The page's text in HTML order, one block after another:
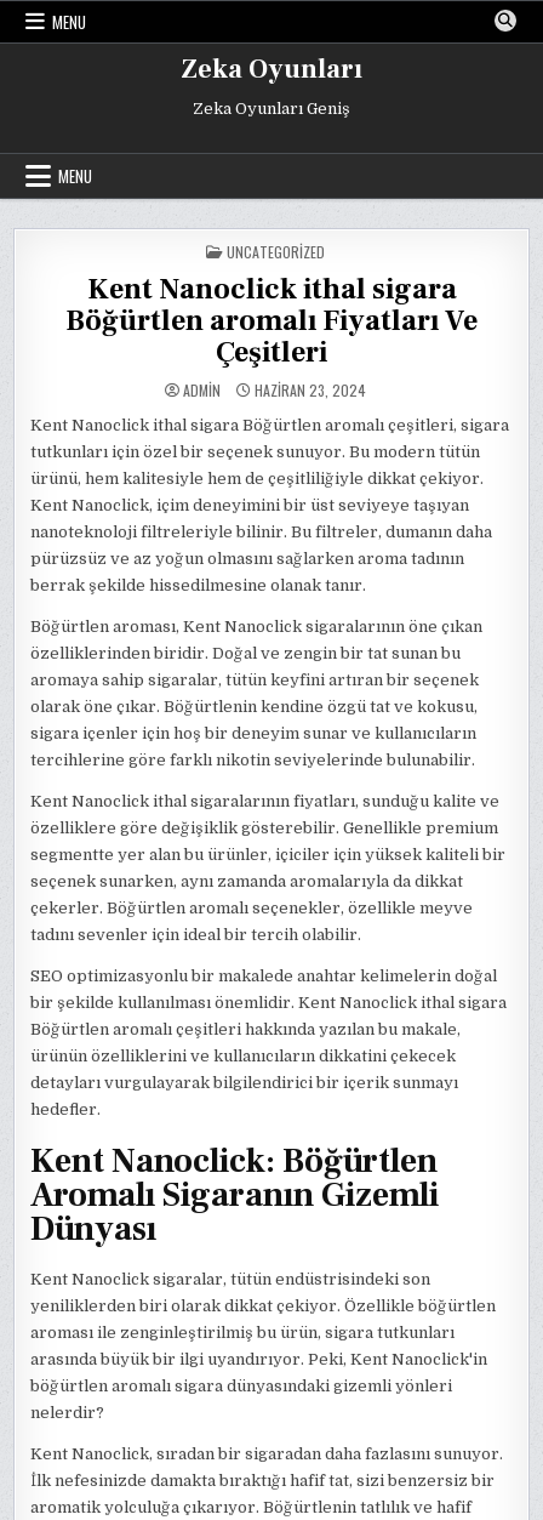
Skip
MENU
Zeka Oyunları
Zeka Oyunları Geniş
MENU
POSTED
IN
UNCATEGORIZED
Kent Nanoclick ithal sigara
Böğürtlen aromalı Fiyatları Ve
Çeşitleri
ADMIN HAZIRAN 23, 2024
Kent Nanoclick ithal sigara Böğürtlen aromalı çeşitleri, sigara
tutkunları için özel bir seçenek sunuyor. Bu modern tütün
ürünü, hem kalitesiyle hem de çeşitliliğiyle dikkat çekiyor.
Kent Nanoclick, içim deneyimini bir üst seviyeye taşıyan
nanoteknoloji filtreleriyle bilinir. Bu filtreler, dumanın daha
pürüzsüz ve az yoğun olmasını sağlarken aroma tadının
berrak şekilde hissedilmesine olanak tanır.
Böğürtlen aroması, Kent Nanoclick sigaralarının öne çıkan
özelliklerinden biridir. Doğal ve zengin bir tat sunan bu
aromaya sahip sigaralar, tütün keyfini artıran bir seçenek
olarak öne çıkar. Böğürtlenin kendine özgü tat ve kokusu,
sigara içenler için hoş bir deneyim sunar ve kullanıcıların
tercihlerine göre farklı nikotin seviyelerinde bulunabilir.
Kent Nanoclick ithal sigaralarının fiyatları, sunduğu kalite ve
özelliklere göre değişiklik gösterebilir. Genellikle premium
segmentte yer alan bu ürünler, içiciler için yüksek kaliteli bir
seçenek sunarken, aynı zamanda aromalarıyla da dikkat
çekerler. Böğürtlen aromalı seçenekler, özellikle meyve
tadını sevenler için ideal bir tercih olabilir.
SEO optimizasyonlu bir makalede anahtar kelimelerin doğal
bir şekilde kullanılması önemlidir. Kent Nanoclick ithal sigara
Böğürtlen aromalı çeşitleri hakkında yazılan bu makale,
ürünün özelliklerini ve kullanıcıların dikkatini çekecek
detayları vurgulayarak bilgilendirici bir içerik sunmayı
hedefler.
Kent Nanoclick: Böğürtlen
Aromalı Sigaranın Gizemli
Dünyası
Kent Nanoclick sigaralar, tütün endüstrisindeki son
yeniliklerden biri olarak dikkat çekiyor. Özellikle böğürtlen
aroması ile zenginleştirilmiş bu ürün, sigara tutkunları
arasında büyük bir ilgi uyandırıyor. Peki, Kent Nanoclick'in
böğürtlen aromalı sigara dünyasındaki gizemli yönleri
nelerdir?
Kent Nanoclick, sıradan bir sigaradan daha fazlasını sunuyor.
İlk nefesinizde damakta bıraktığı hafif tat, sizi benzersiz bir
aromatik yolculuğa çıkarıyor. Böğürtlenin tatlılık ve hafif